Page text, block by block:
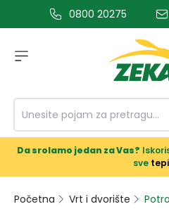
glavni sadržaj0800 20275
Da srolamo jedan za Vas?
sve
Početna Vrt i dvorište